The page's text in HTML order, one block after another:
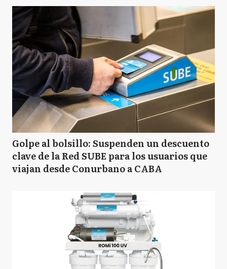
Golpe al bolsillo: Suspenden un descuento
clave de la Red SUBE para los usuarios que
viajan desde Conurbano a CABA